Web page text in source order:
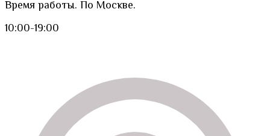
Время работы. По Москве.
10:00-19:00